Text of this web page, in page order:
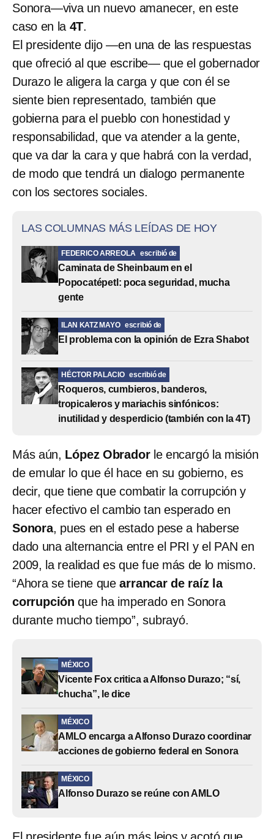
Sonora—viva un nuevo amanecer, en este
caso en la 4T.
El presidente dijo —en una de las respuestas
que ofreció al que escribe— que el gobernador
Durazo le aligera la carga y que con él se
siente bien representado, también que
gobierna para el pueblo con honestidad y
responsabilidad, que va atender a la gente,
que va dar la cara y que habrá con la verdad,
de modo que tendrá un dialogo permanente
con los sectores sociales.
LAS COLUMNAS MÁS LEÍDAS DE HOY
FEDERICO ARREOLA escribió de
Caminata de Sheinbaum en el
Popocatépetl: poca seguridad, mucha
gente
ILAN KATZ MAYO escribió de
El problema con la opinión de Ezra Shabot
HÉCTOR PALACIO escribió de
Roqueros, cumbieros, banderos,
tropicaleros y mariachis sinfónicos:
inutilidad y desperdicio (también con la 4T)
Más aún, López Obrador le encargó la misión
de emular lo que él hace en su gobierno, es
decir, que tiene que combatir la corrupción y
hacer efectivo el cambio tan esperado en
Sonora, pues en el estado pese a haberse
dado una alternancia entre el PRI y el PAN en
2009, la realidad es que fue más de lo mismo.
“Ahora se tiene quearrancar de raíz la
corrupción que ha imperado en Sonora
durante mucho tiempo”, subrayó.
MÉXICO
Vicente Fox critica a Alfonso Durazo; “sí,
chucha”, le dice
MÉXICO
AMLO encarga a Alfonso Durazo coordinar
acciones de gobierno federal en Sonora
MÉXICO
Alfonso Durazo se reúne con AMLO